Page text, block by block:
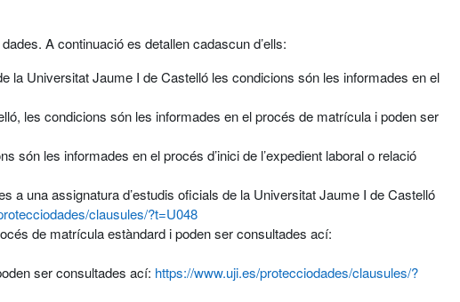
A continuació es detallen cadascun d’ells:
la Universitat Jaume I de Castelló les condicions són les informades en el
les condicions són les informades en el procés de matrícula i poden ser
les informades en el procés d’inici de l’expedient laboral o relació
a una assignatura d’estudis oficials de la Universitat Jaume I de Castelló
clausules/?t=U048
de matrícula estàndard i poden ser consultades ací:
ser consultades ací: https://www.uji.es/protecciodades/clausules/?